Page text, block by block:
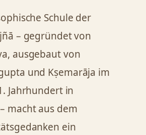
Schule der
– gegründet von
ausgebaut von
und Kṣemarāja im
Jahrhundert in
macht aus dem
ein